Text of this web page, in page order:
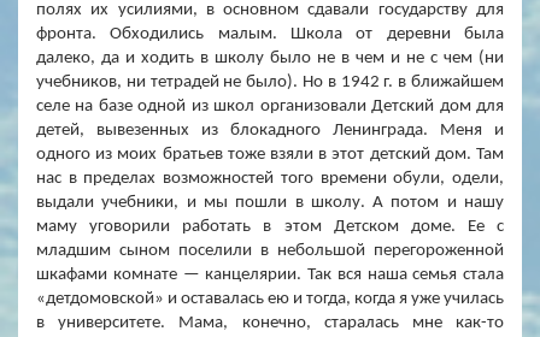
полях их усилиями, в основном сдавали государству для
фронта. Обходились малым. Школа от деревни была
далеко, да и ходить в школу было не в чем и не с чем (ни
учебников, ни тетрадей не было). Но в 1942 г. в ближайшем
селе на базе одной из школ организовали Детский дом для
детей, вывезенных из блокадного Ленинграда. Меня и
одного из моих братьев тоже взяли в этот детский дом. Там
нас в пределах воз­можностей того времени обули, одели,
выдали учебники, и мы пошли в школу. А потом и нашу
маму уговорили работать в этом Детском доме. Ее с
младшим сыном поселили в небольшой перегороженной
шкафами комнате — канцелярии. Так вся наша семья стала
«детдомовской» и оставалась ею и тогда, когда я уже училась
в университете. Мама, ко­нечно, старалась мне как-то